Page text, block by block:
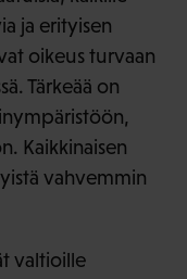
ja erityisen
oikeus turvaan
Tärkeää on
Kaikkinaisen
vahvemmin
valtioille